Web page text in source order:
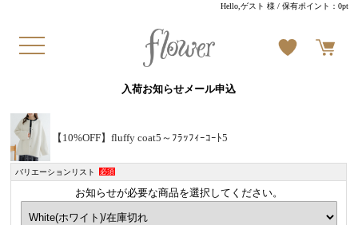
Hello,ゲスト 様 / 保有ポイント：0pt
入荷お知らせメール申込
【10%OFF】fluffy coat5～ﾌﾗｯﾌｨｰｺｰﾄ5
バリエーションリスト 必須
お知らせが必要な商品を選択してください。